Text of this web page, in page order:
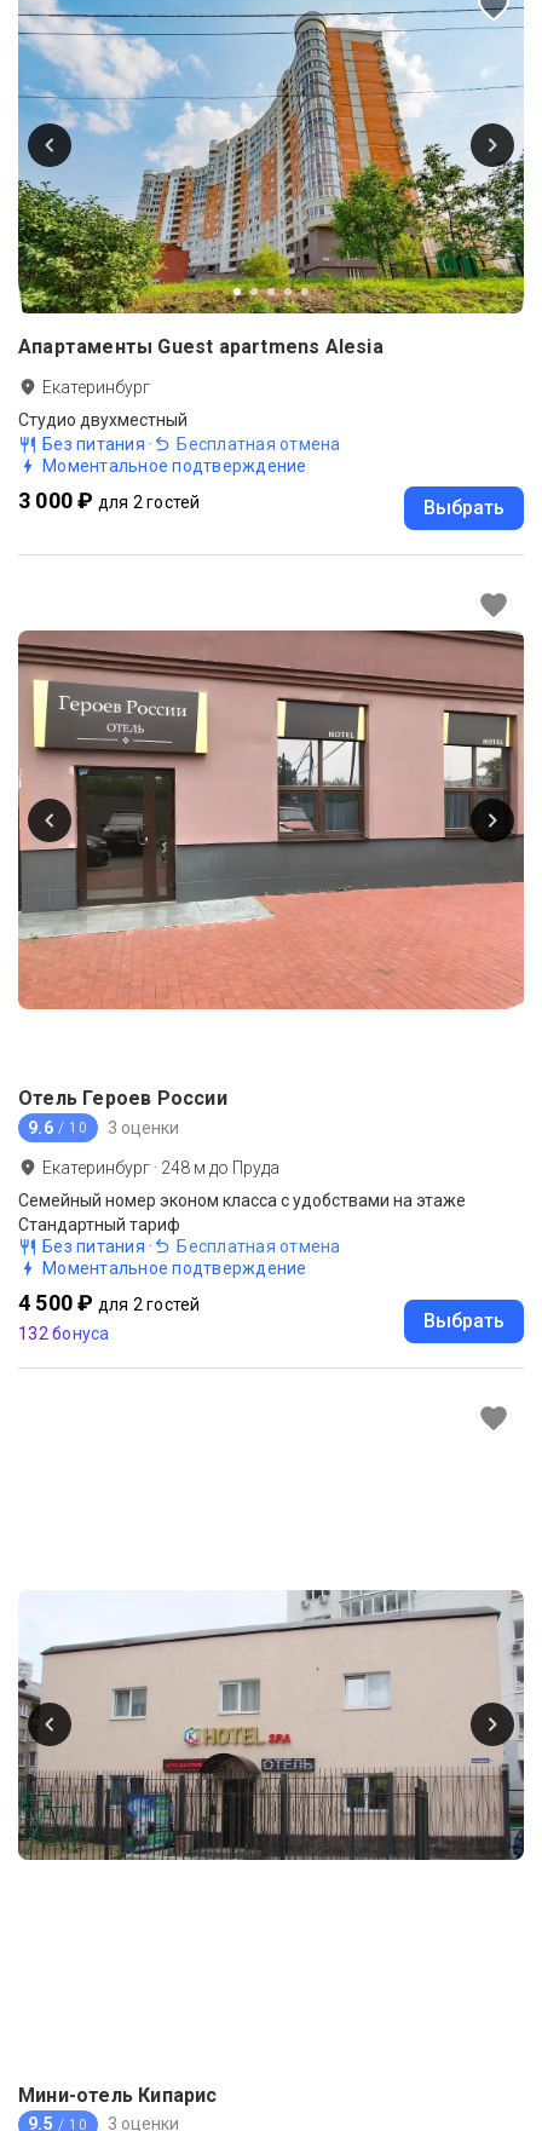
Апартаменты Guest apartmens Alesia
Екатеринбург
Студио двухместный
Без питания ·
Бесплатная отмена
Моментальное подтверждение
3 000 ₽ для 2 гостей Выбрать
Отель Героев России
9.6 / 10 3 оценки
Екатеринбург · 248 м до Пруда
Семейный номер эконом класса с удобствами на этаже
Стандартный тариф
Без питания ·
Бесплатная отмена
Моментальное подтверждение
4 500 ₽ для 2 гостей
132 бонуса
Выбрать
Мини-отель Кипарис
9.5 / 10 3 оценки